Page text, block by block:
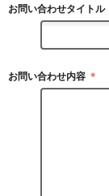
お問い合わせタイトル
お問い合わせ内容 ＊